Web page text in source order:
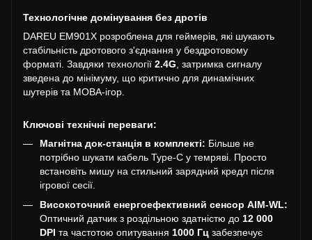
Технологічне домінування без дротів
DAREU EM901X розроблена для геймерів, які шукають
стабільність дротового з'єднання у бездротовому
форматі. Завдяки технології 2.4G , затримка сигналу
зведена до мінімуму, що критично для динамічних
шутерів та MOBA-ігор.
Ключові технічні переваги:
Магнітна док-станція в комплекті: Більше не
потрібно шукати кабель Type-C у темряві. Просто
встановіть мишу на стильний зарядний кредл після
ігрової сесії.
Високоточний енергоефективний сенсор AIM-WL:
Оптичний датчик з роздільною здатністю до 12 000
DPI та частотою опитування 1000 Гц забезпечує